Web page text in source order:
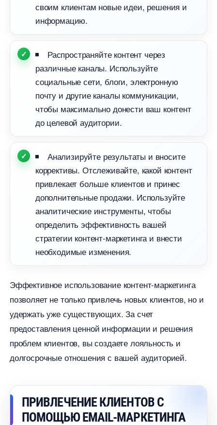
своим клиентам новые идеи, решения и
информацию.
Распространяйте контент через
различные каналы. Используйте
социальные сети, блоги, электронную
почту и другие каналы коммуникации,
чтобы максимально донести ваш контент
до целевой аудитории.
Анализируйте результаты и вносите
коррективы. Отслеживайте, какой контент
привлекает больше клиентов и принес
дополнительные продажи. Используйте
аналитические инструменты, чтобы
определить эффективность вашей
стратегии контент-маркетинга и внести
необходимые изменения.
Эффективное использование контент-маркетинга
позволяет не только привлечь новых клиентов, но и
удержать уже существующих. За счет
предоставления ценной информации и решения
проблем клиентов, вы создаете лояльность и
долгосрочные отношения с вашей аудиторией.
ПРИВЛЕЧЕНИЕ КЛИЕНТОВ С
ПОМОЩЬЮ EMAIL-МАРКЕТИНГА